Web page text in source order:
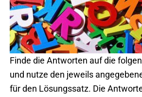
Finde die Antworten auf die
und nutze den jeweils
für den Lösungssatz. Die